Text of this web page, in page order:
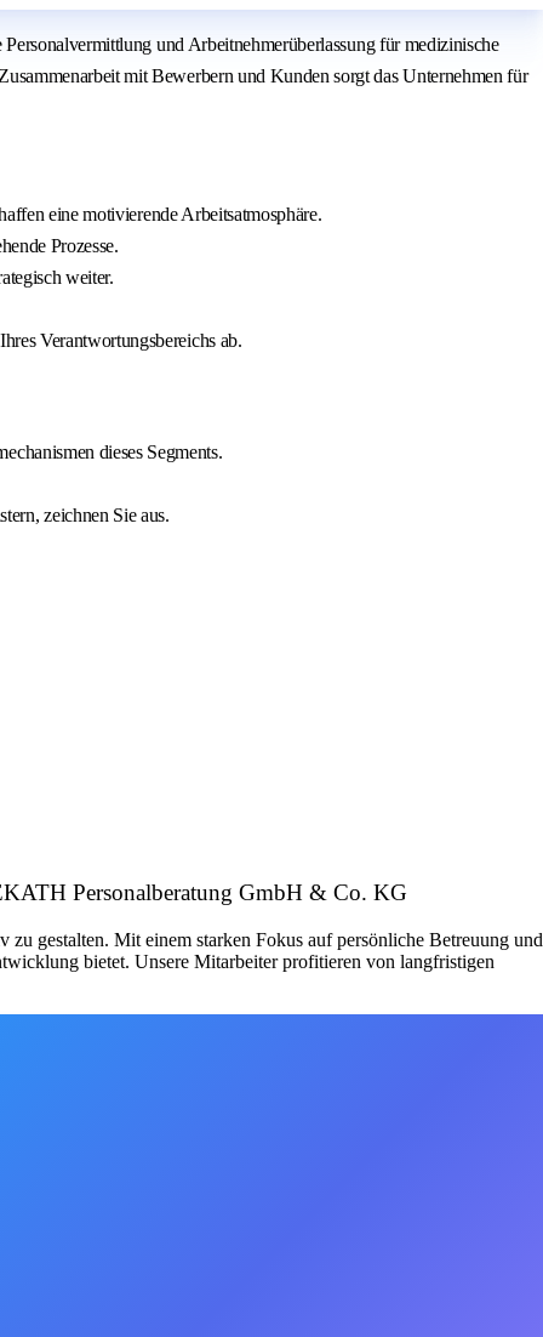
und Arbeitnehmerüberlassung für medizinische
mit Bewerbern und Kunden sorgt das Unternehmen für
eine motivierende Arbeitsatmosphäre.
Prozesse.
weiter.
Verantwortungsbereichs ab.
dieses Segments.
zeichnen Sie aus.
Personalberatung GmbH & Co. KG
gestalten. Mit einem starken Fokus auf persönliche Betreuung und
bietet. Unsere Mitarbeiter profitieren von langfristigen